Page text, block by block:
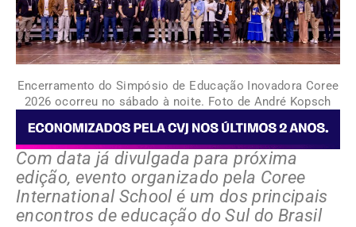
Encerramento do Simpósio de Educação Inovadora Coree
2026 ocorreu no sábado à noite. Foto de André Kopsch
Com data já divulgada para próxima
edição, evento organizado pela Coree
International School é um dos principais
encontros de educação do Sul do Brasil